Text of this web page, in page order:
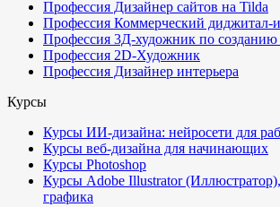
Профессия Дизайнер сайтов на Tilda
Профессия Коммерческий диджитал-
Профессия 3Д-художник по созданию
Профессия 2D-Художник
Профессия Дизайнер интерьера
Курсы
Курсы ИИ-дизайна: нейросети для
Курсы веб-дизайна для начинающих
Курсы Photoshop
Курсы Adobe Illustrator
графика